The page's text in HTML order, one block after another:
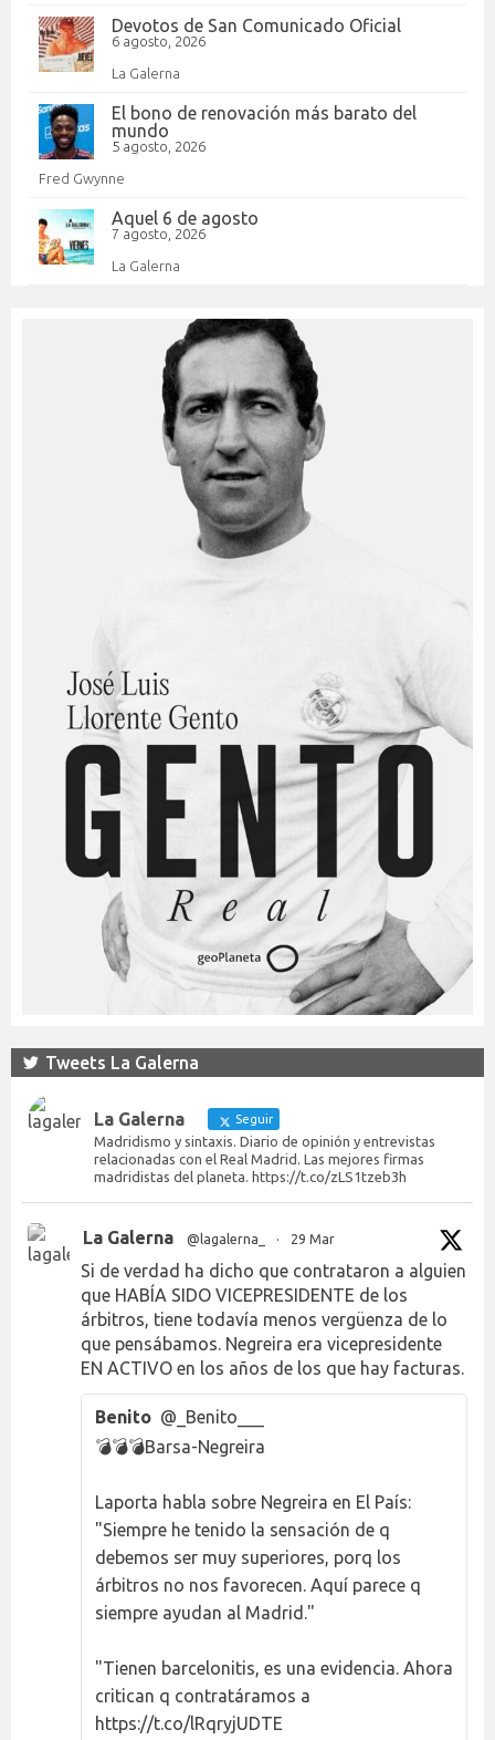
Devotos de San Comunicado Oficial
6 agosto, 2026
La Galerna
El bono de renovación más barato del
mundo
5 agosto, 2026
Fred Gwynne
Aquel 6 de agosto
7 agosto, 2026
La Galerna
Tweets La Galerna
La Galerna Seguir
Madridismo y sintaxis. Diario de opinión y entrevistas
relacionadas con el Real Madrid. Las mejores firmas
madridistas del planeta. https://t.co/zLS1tzeb3h
La Galerna @lagalerna_ · 29 Mar
Si de verdad ha dicho que contrataron a alguien
que HABÍA SIDO VICEPRESIDENTE de los
árbitros, tiene todavía menos vergüenza de lo
que pensábamos. Negreira era vicepresidente
EN ACTIVO en los años de los que hay facturas.
Benito @_Benito___
💣💣💣Barsa-Negreira
Laporta habla sobre Negreira en El País:
"Siempre he tenido la sensación de q
debemos ser muy superiores, porq los
árbitros no nos favorecen. Aquí parece q
siempre ayudan al Madrid."
"Tienen barcelonitis, es una evidencia. Ahora
critican q contratáramos a
https://t.co/lRqryjUDTE